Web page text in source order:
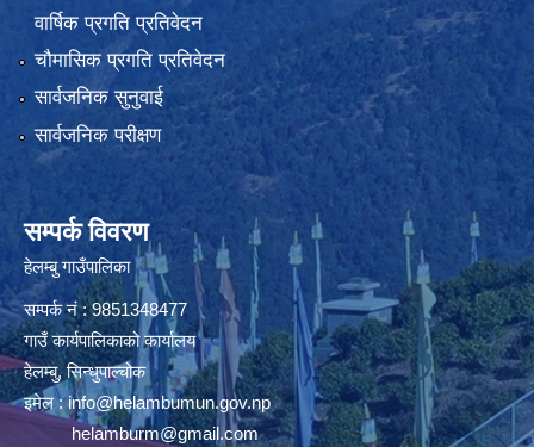
वार्षिक प्रगति प्रतिवेदन
चौमासिक प्रगति प्रतिवेदन
सार्वजनिक सुनुवाई
सार्वजनिक परीक्षण
सम्पर्क विवरण
हेलम्बु गाउँपालिका
सम्पर्क नं : 9851348477
गाउँ कार्यपालिकाको कार्यालय
हेलम्बु, सिन्धुपाल्चोक
इमेल :info@helambumun.gov.np
helamburm@gmail.com